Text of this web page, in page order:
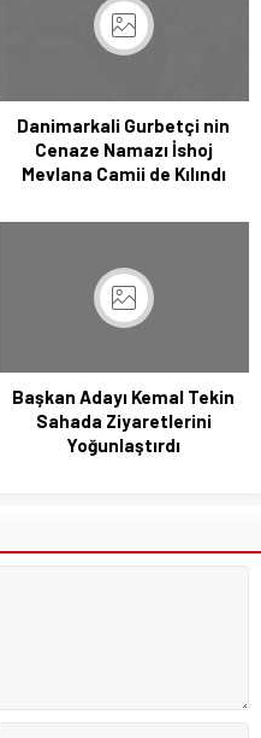
Danimarkali Gurbetçi nin
Cenaze Namazı İshoj
Mevlana Camii de Kılındı
Başkan Adayı Kemal Tekin
Sahada Ziyaretlerini
Yoğunlaştırdı